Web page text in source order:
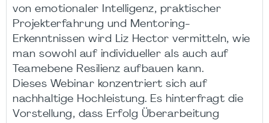
von emotionaler Intelligenz, praktischer
Projekterfahrung und Mentoring-
Erkenntnissen wird Liz Hector vermitteln, wie
man sowohl auf individueller als auch auf
Teamebene Resilienz aufbauen kann.
Dieses Webinar konzentriert sich auf
nachhaltige Hochleistung. Es hinterfragt die
Vorstellung, dass Erfolg Überarbeitung